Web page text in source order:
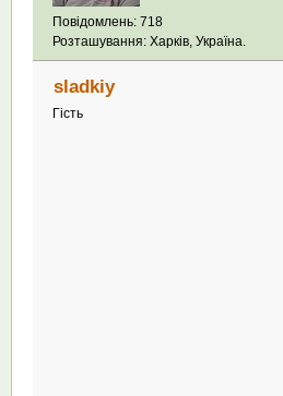
Повідомлень: 718
Розташування: Харків, Україна.
sladkiy
Гість